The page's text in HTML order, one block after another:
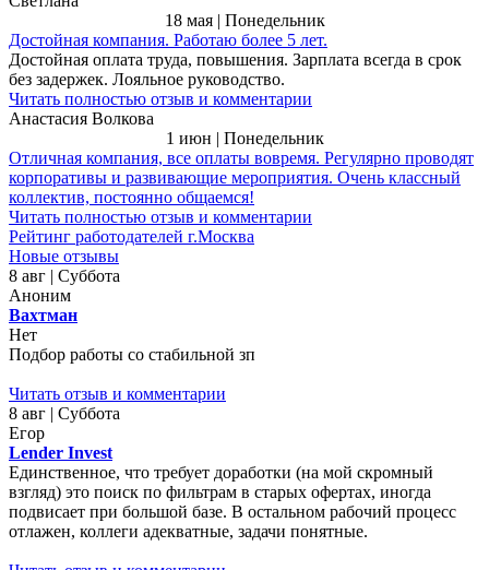
18 мая | Понедельник
Достойная компания. Работаю более 5 лет.
Достойная оплата труда, повышения. Зарплата всегда в срок
без задержек. Лояльное руководство.
Читать полностью отзыв и комментарии
Анастасия Волкова
1 июн | Понедельник
Отличная компания, все оплаты вовремя. Регулярно проводят
корпоративы и развивающие мероприятия. Очень классный
коллектив, постоянно общаемся!
Читать полностью отзыв и комментарии
Рейтинг работодателей г.Москва
Новые отзывы
8 авг | Суббота
Аноним
Вахтман
Нет
Подбор работы со стабильной зп
Читать отзыв и комментарии
8 авг | Суббота
Егор
Lender Invest
Единственное, что требует доработки (на мой скромный
взгляд) это поиск по фильтрам в старых офертах, иногда
подвисает при большой базе. В остальном рабочий процесс
отлажен, коллеги адекватные, задачи понятные.